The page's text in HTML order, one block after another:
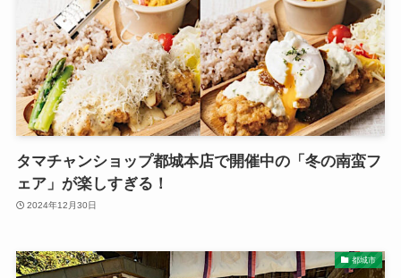
タマチャンショップ都城本店で開催中の「冬の南蛮フ
ェア」が楽しすぎる！
2024年12月30日
都城市